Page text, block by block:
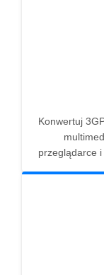
Konwertuj
przeglądarce